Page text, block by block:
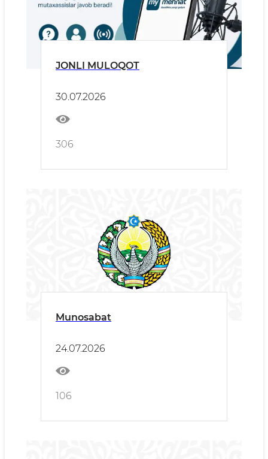
JONLI MULOQOT
30.07.2026
306
Munosabat
24.07.2026
106